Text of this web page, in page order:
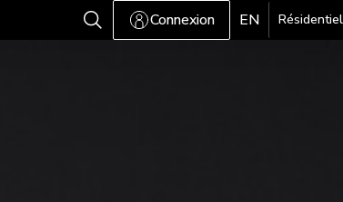
Connexion EN Résidentiel